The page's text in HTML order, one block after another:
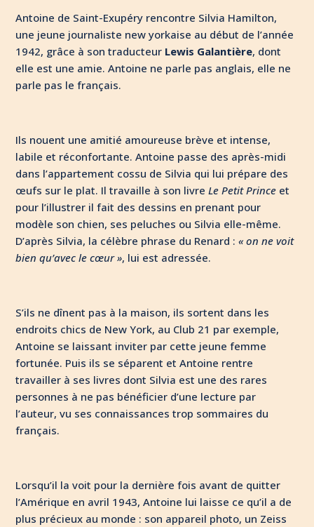
Antoine de Saint-Exupéry rencontre Silvia Hamilton,
une jeune journaliste new yorkaise au début de l’année
1942, grâce à son traducteur Lewis Galantière, dont
elle est une amie. Antoine ne parle pas anglais, elle ne
parle pas le français.
Ils nouent une amitié amoureuse brève et intense,
labile et réconfortante. Antoine passe des après-midi
dans l’appartement cossu de Silvia qui lui prépare des
œufs sur le plat. Il travaille à son livreLe Petit Prince et
pour l’illustrer il fait des dessins en prenant pour
modèle son chien, ses peluches ou Silvia elle-même.
D’après Silvia, la célèbre phrase du Renard :« on ne voit
bien qu’avec le cœur », lui est adressée.
S’ils ne dînent pas à la maison, ils sortent dans les
endroits chics de New York, au Club 21 par exemple,
Antoine se laissant inviter par cette jeune femme
fortunée. Puis ils se séparent et Antoine rentre
travailler à ses livres dont Silvia est une des rares
personnes à ne pas bénéficier d’une lecture par
l’auteur, vu ses connaissances trop sommaires du
français.
Lorsqu’il la voit pour la dernière fois avant de quitter
l’Amérique en avril 1943, Antoine lui laisse ce qu’il a de
plus précieux au monde : son appareil photo, un Zeiss